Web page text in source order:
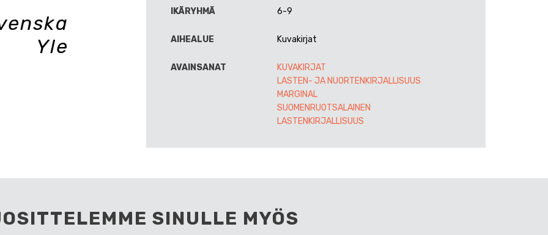
Yle
IKÄRYHMÄ 6-9
AIHEALUE Kuvakirjat
AVAINSANAT
KUVAKIRJAT
LASTEN- JA NUORTENKIRJALLISUUS
MARGINAL
SUOMENRUOTSALAINEN
LASTENKIRJALLISUUS
SINULLE MYÖS